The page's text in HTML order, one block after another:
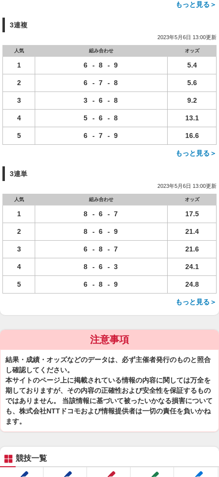
もっと見る＞
3連複
2023年5月6日 13:00更新
人気 組み合わせ オッズ
1 6 - 8 - 9 5.4
2 6 - 7 - 8 5.6
3 3 - 6 - 8 9.2
4 5 - 6 - 8 13.1
5 6 - 7 - 9 16.6
もっと見る＞
3連単
2023年5月6日 13:00更新
人気 組み合わせ オッズ
1 8 - 6 - 7 17.5
2 8 - 6 - 9 21.4
3 6 - 8 - 7 21.6
4 8 - 6 - 3 24.1
5 6 - 8 - 9 24.8
もっと見る＞
注意事項
結果・成績・オッズなどのデータは、必ず主催者発行のものと照合
し確認してください。
本サイトのページ上に掲載されている情報の内容に関しては万全を
期しておりますが、その内容の正確性および安全性を保証するもの
ではありません。 当該情報に基づいて被ったいかなる損害について
も、株式会社NTTドコモおよび情報提供者は一切の責任を負いかね
ます。
競技一覧